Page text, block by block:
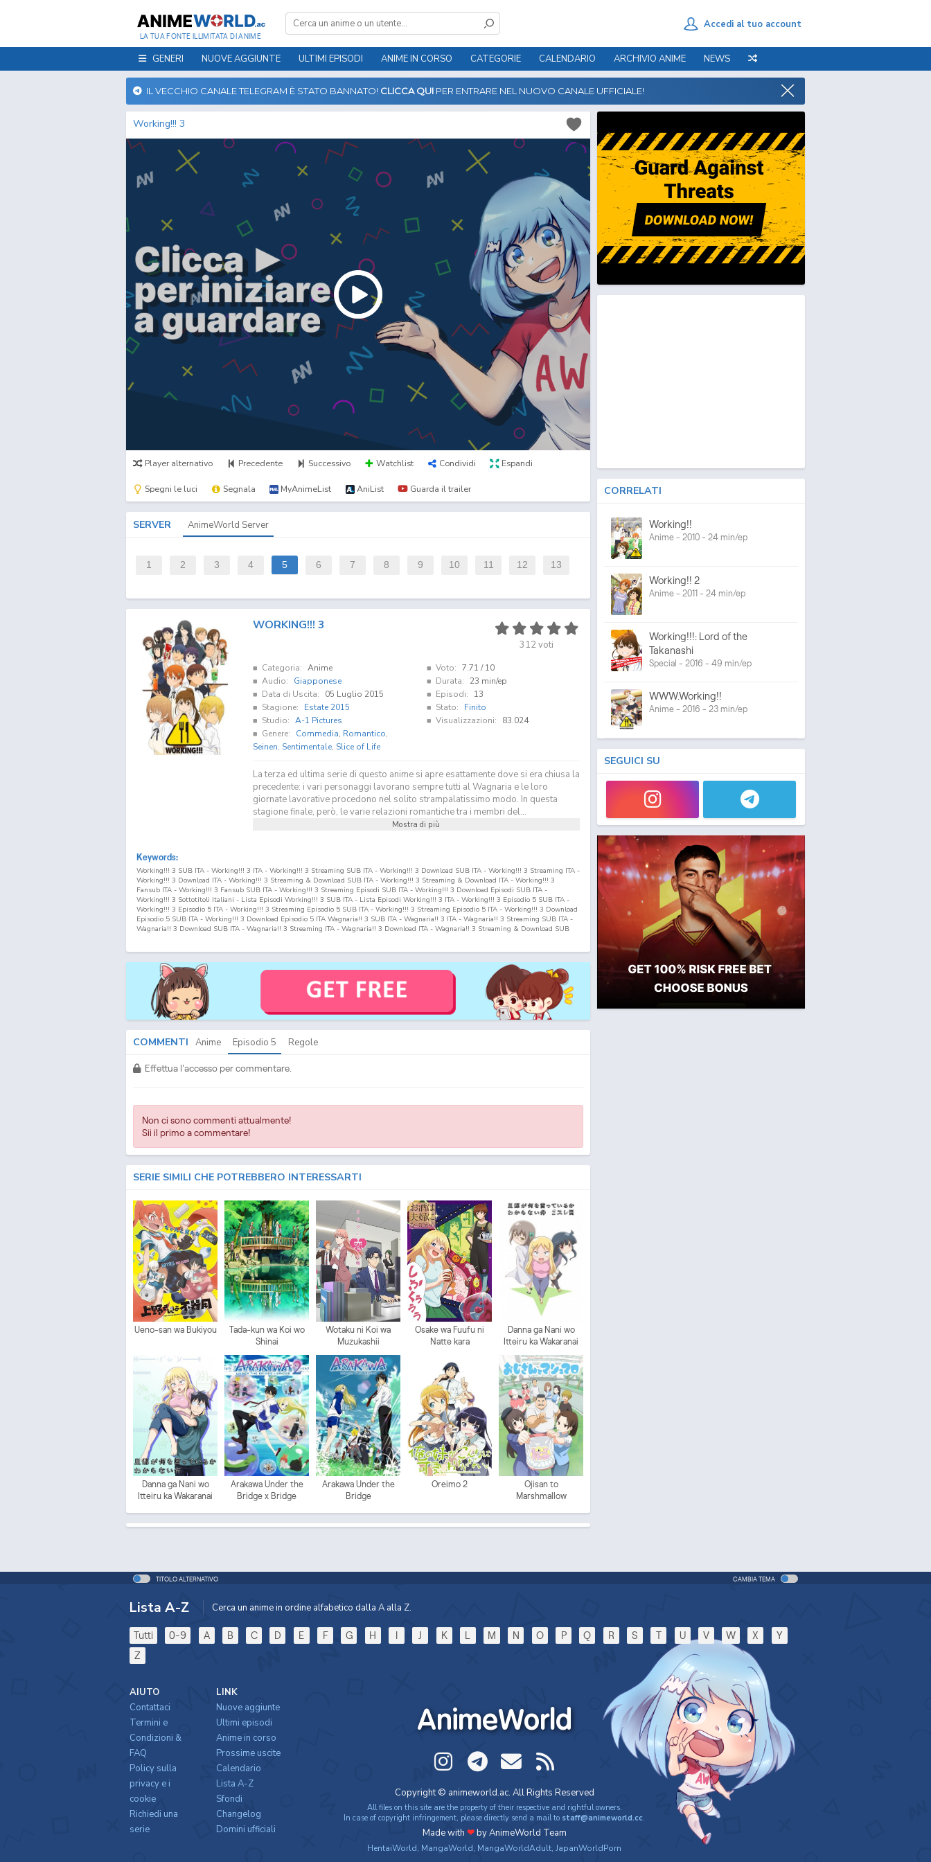
LA TUA FONTE ILLIMITATA DI ANIME
Accedi al tuo account
GENERI NUOVE AGGIUNTE ULTIMI EPISODI ANIME IN CORSO CATEGORIE CALENDARIO ARCHIVIO ANIME NEWS
IL VECCHIO CANALE TELEGRAM È STATO BANNATO! CLICCA QUI PER ENTRARE NEL NUOVO CANALE UFFICIALE!
Working!!! 3
Player alternativo Precedente Successivo Watchlist Condividi Espandi
Spegni le luci Segnala MyAnimeList AniList Guarda il trailer
SERVER AnimeWorld Server
1 2 3 4 5 6 7 8 9 10 11 12 13
WORKING!!! 3
312voti
Categoria: Anime
Audio:
Giapponese
Data di Uscita:
05 Luglio 2015
Stagione:
Estate 2015
Studio: A-1 Pictures
Genere:
Commedia, Romantico,
Seinen, Sentimentale, Slice of Life
Voto: 7.71 / 10
Durata:
23 min/ep
Episodi:
13
Stato:
Finito
Visualizzazioni:
83.024
La terza ed ultima serie di questo anime si apre esattamente dove si era chiusa la
precedente: i vari personaggi lavorano sempre tutti al Wagnaria e le loro
giornate lavorative procedono nel solito strampalatissimo modo. In questa
stagione finale, però, le varie relazioni romantiche tra i membri del...
Mostra di più
Keywords:
Working!!! 3 SUB ITA - Working!!! 3 ITA - Working!!! 3 Streaming SUB ITA - Working!!! 3 Download SUB ITA - Working!!! 3 Streaming ITA -
Working!!! 3 Download ITA - Working!!! 3 Streaming & Download SUB ITA - Working!!! 3 Streaming & Download ITA - Working!!! 3
Fansub ITA - Working!!! 3 Fansub SUB ITA - Working!!! 3 Streaming Episodi SUB ITA - Working!!! 3 Download Episodi SUB ITA -
Working!!! 3 Sottotitoli Italiani - Lista Episodi Working!!! 3 SUB ITA - Lista Episodi Working!!! 3 ITA - Working!!! 3 Episodio 5 SUB ITA -
Working!!! 3 Episodio 5 ITA - Working!!! 3 Streaming Episodio 5 SUB ITA - Working!!! 3 Streaming Episodio 5 ITA - Working!!! 3 Download
Episodio 5 SUB ITA - Working!!! 3 Download Episodio 5 ITA Wagnaria!! 3 SUB ITA - Wagnaria!! 3 ITA - Wagnaria!! 3 Streaming SUB ITA -
Wagnaria!! 3 Download SUB ITA - Wagnaria!! 3 Streaming ITA - Wagnaria!! 3 Download ITA - Wagnaria!! 3 Streaming & Download SUB
Wagnaria!! 3 Streaming Episodio
ITA - Wagnaria!! 3 Download Episodio5SUB ITA - Wagnaria!! 3 Download Episodio5ITA
COMMENTI Anime Episodio 5 Regole
Effettua l'accesso per commentare.
Non ci sono commenti attualmente!
Sii il primo a commentare!
SERIE SIMILI CHE POTREBBERO INTERESSARTI
Ueno-san wa Bukiyou
Tada-kun wa Koi wo
Shinai
Wotaku ni Koi wa
Muzukashii
Osake wa Fuufu ni
Natte kara
Danna ga Nani wo
Itteiru ka Wakaranai
Ken 2 Sure-me
Danna ga Nani wo
Itteiru ka Wakaranai
Arakawa Under the
Bridge x Bridge
Arakawa Under the
Bridge
Oreimo 2
Ojisan to
Marshmallow
CORRELATI
Working!!
Anime - 2010 - 24 min/ep
Working!! 2
Anime - 2011 - 24 min/ep
Working!!!: Lord of the
Takanashi
Special - 2016 - 49 min/ep
WWW.Working!!
Anime - 2016 - 23 min/ep
SEGUICI SU
TITOLO ALTERNATIVO CAMBIA TEMA
Lista A-Z Cerca un anime in ordine alfabetico dalla A alla Z.
Tutti 0-9 A B C D E F G H I J K L M N O P Q R S T U V W X
Y
Z
AnimeWorld
Copyright © animeworld.ac. All Rights Reserved
All files on this site are the property of their respective and rightful owners.
In case of copyright infringement, please directly send a mail to staff@animeworld.cc.
Made with ❤by AnimeWorld Team
HentaiWorld, MangaWorld, MangaWorldAdult,JapanWorldPorn
AIUTO
Contattaci
Termini e
Condizioni &
FAQ
Policy sulla
privacy e i
cookie
Richiedi una
serie
LINK
Nuove aggiunte
Ultimi episodi
Anime in corso
Prossime uscite
Calendario
Lista A-Z
Sfondi
Changelog
Domini ufficiali